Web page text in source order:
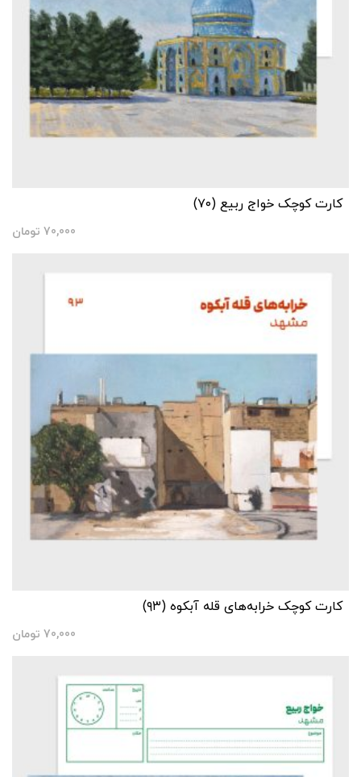
کارت کوچک خواج ربیع (۷۰)
70,000 تومان
کارت کوچک خرابه‌های قله آبکوه (۹۳)
70,000 تومان